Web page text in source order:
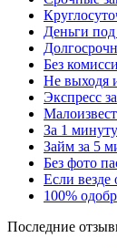
Деньги под
Без
Не выходя
Экспресс
За 1 минуту
Займ за 5
Без фото
Если везде
100%
Последние